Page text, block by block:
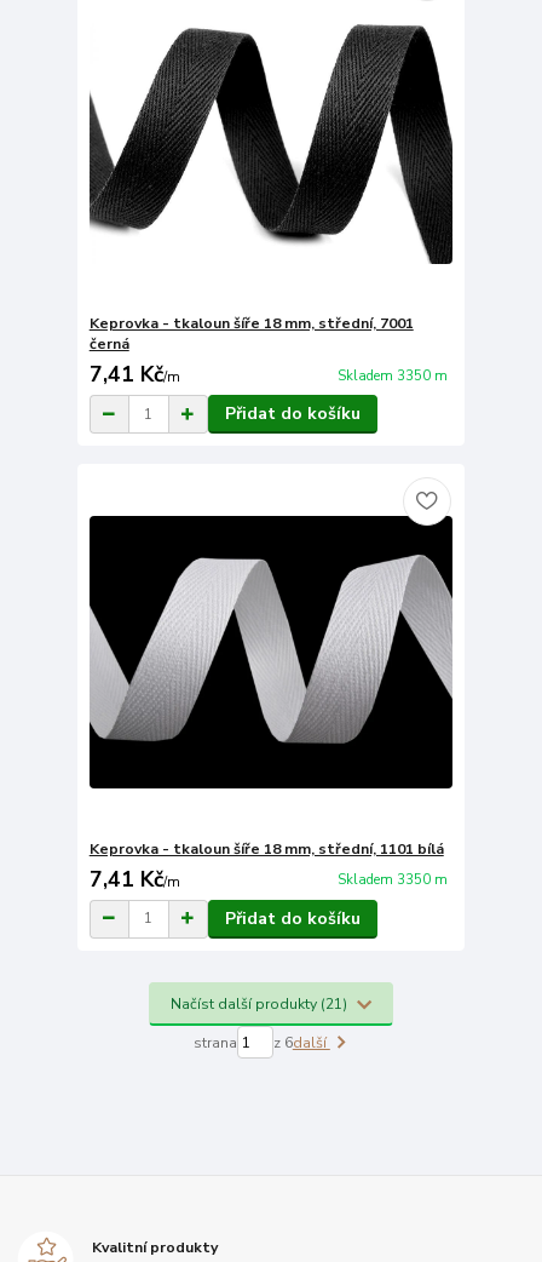
Keprovka - tkaloun šíře 18 mm, střední, 7001
černá
7,41 Kč/m Skladem 3350 m
Přidat do košíku
Keprovka - tkaloun šíře 18 mm, střední, 1101 bílá
7,41 Kč/m Skladem 3350 m
Přidat do košíku
Načíst další produkty (21)
strana z 6další
Kvalitní produkty